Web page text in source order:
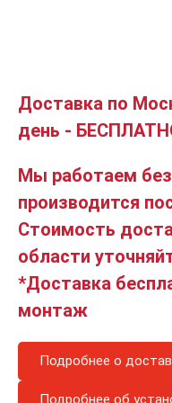
Доставка по
день -
Мы работаем
производится
Стоимость
области
*Доставка
монтаж
Подробнее о
Подробнее об